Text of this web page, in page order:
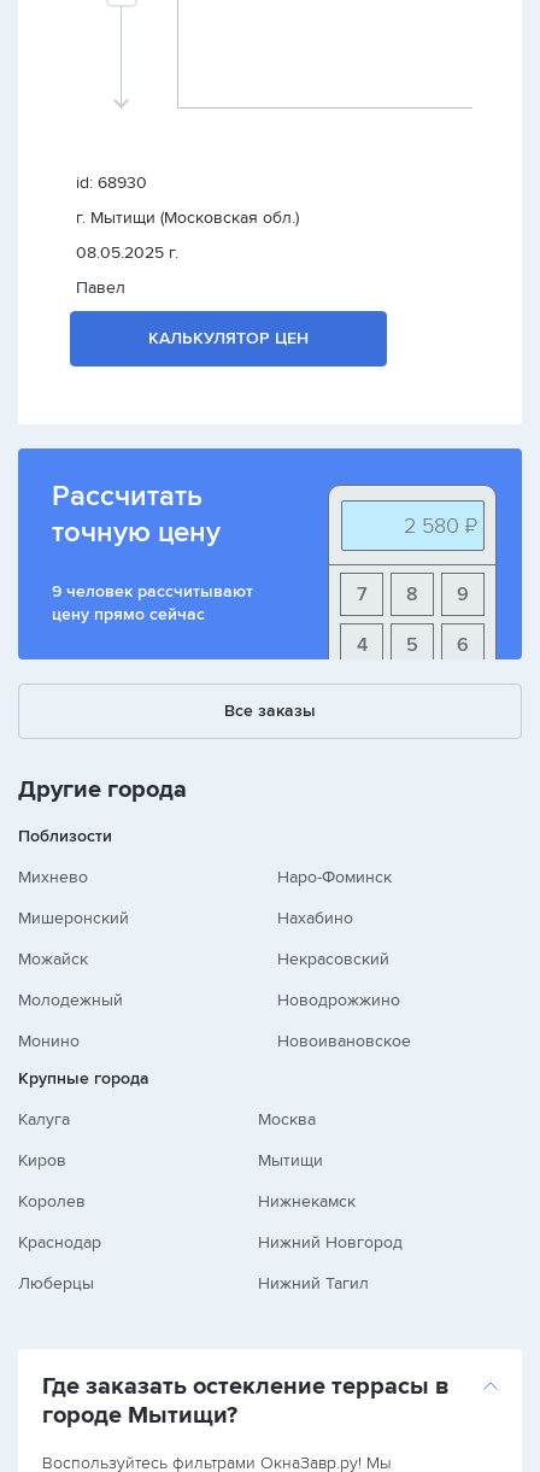
id: 68930
г. Мытищи (Московская обл.)
08.05.2025 г.
Павел
КАЛЬКУЛЯТОР ЦЕН
Рассчитать
точную цену
9 человек рассчитывают
цену прямо сейчас
2 580 ₽
9
8
7
6
5
4
+ - /
Все заказы
Другие города
Поблизости
Михнево
Мишеронский
Можайск
Молодежный
Монино
Наро-Фоминск
Нахабино
Некрасовский
Новодрожжино
Новоивановское
Крупные города
Калуга
Киров
Королев
Краснодар
Люберцы
Москва
Мытищи
Нижнекамск
Нижний Новгород
Нижний Тагил
Где заказать остекление террасы в
городе Мытищи?
Воспользуйтесь фильтрами ОкнаЗавр.ру! Мы